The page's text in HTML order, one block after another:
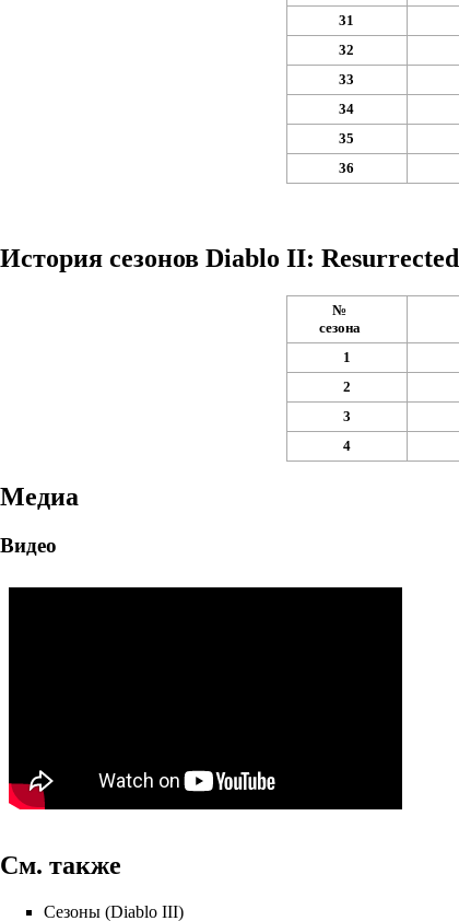
31
32
33
34
35
36
История сезонов Diablo II: Resurrected
№
сезона
1
2
3
4
Медиа
Видео
См. также
Сезоны (Diablo III)